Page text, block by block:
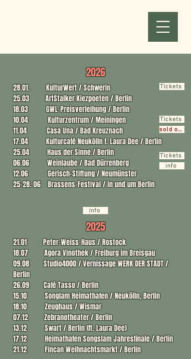
2026
28.01. KulturWert / Schwerin​
25.03 ArtStalker Kiezpoeten / Berlin
18.03 GWL-Preisverleihung / Berlin​
10.04 Kulturzentrum / Meiningen
11.04 Casa Una / Bad Kreuznach
17.04 Kulturcafé Neukölln f. Laura Dee / Berlin
25.04 Haus der Sinne / Berlin
06.06 Weinlaube / Bad Dürrenberg
12.06 Gerisch-Stiftung / Neumünster
25-28. 06 Brassens-Festival / in und um Berlin
Tickets
Tickets
sold out
Tickets
info
info
21.01 Peter-Weiss-Haus / Rostock
18.07 Agora Vinothek / Freiburg im Breisgau
09.08 Studio4000 / Vernissage WERK DER STADT /
Berlin
26.09 Café Tasso / Berlin
15.10 Songlam Heimathafen / Neukölln, Berlin
18.10 Zeughaus / Wismar
07.12 Zebranotheater / Berlin
13.12 Swart / Berlin (ft. Laura Dee)
17.12 Heimathafen Songslam Jahresfinale / Berlin
21.12 Fincan Weihnachtsmarkt / Berlin
2025